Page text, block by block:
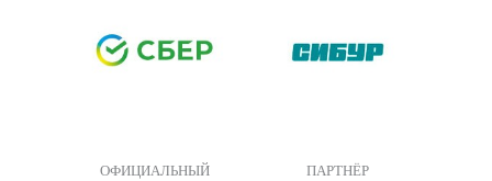
ОФИЦИАЛЬНЫЙ
ПАРТНЁР